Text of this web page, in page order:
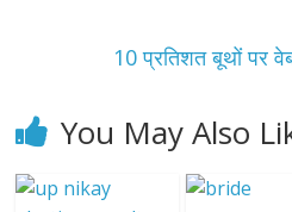
10 प्रतिशत बूथों पर
You May Also